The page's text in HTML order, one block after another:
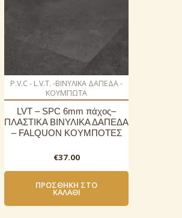
P.V.C - L.V.T. -ΒΙΝΥΛΙΚΑ ΔΑΠΕΔΑ -
ΚΟΥΜΠΩΤΑ
LVT – SPC 6mm πάχος–
ΠΛΑΣΤΙΚΑ ΒΙΝΥΛΙΚΑ ΔΑΠΕΔΑ
– FALQUON ΚΟΥΜΠΟΤΕΣ
€37.00
ΠΡΟΣΘΉΚΗ ΣΤΟ
ΚΑΛΆΘΙ